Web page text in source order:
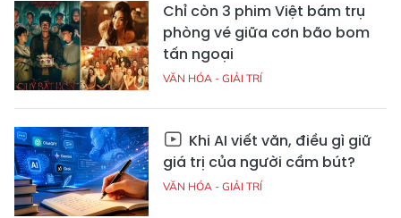
Chỉ còn 3 phim Việt bám trụ
phòng vé giữa cơn bão bom
tấn ngoại
VĂN HÓA - GIẢI TRÍ
Khi AI viết văn, điều gì giữ
giá trị của người cầm bút?
VĂN HÓA - GIẢI TRÍ